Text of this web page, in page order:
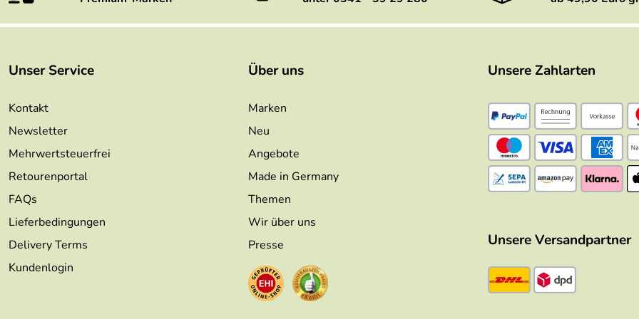
Unser Service
Kontakt
Newsletter
Mehrwertsteuerfrei
Retourenportal
FAQs
Lieferbedingungen
Delivery Terms
Kundenlogin
Über uns
Marken
Neu
Angebote
Made in Germany
Themen
Wir über uns
Presse
Unsere Zahlarten
Unsere Versandpartner